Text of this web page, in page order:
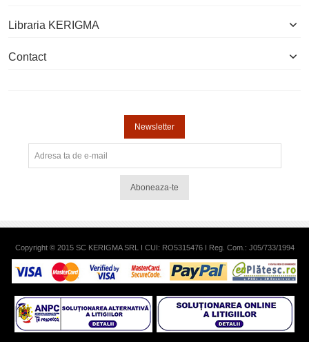
Libraria KERIGMA
Contact
Newsletter
Aboneaza-te
Copyright © 2015 SC KERIGMA SRL I CUI: RO5315476 I Reg. Com.: J05/733/1994